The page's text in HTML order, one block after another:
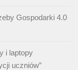
Gospodarki 4.0
i laptopy
uczniów”